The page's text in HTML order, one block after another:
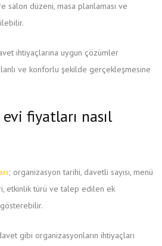
salon düzeni, masa planlaması ve
ihtiyaçlarına uygun çözümler
ve konforlu şekilde gerçekleşmesine
fiyatları nasıl
; organizasyon tarihi, davetli sayısı, menü
etkinlik türü ve talep edilen ek
gibi organizasyonların ihtiyaçları